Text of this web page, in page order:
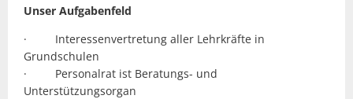
Unser Aufgabenfeld
· Interessenvertretung aller Lehrkräfte in
Grundschulen
· Personalrat ist Beratungs- und
Unterstützungsorgan